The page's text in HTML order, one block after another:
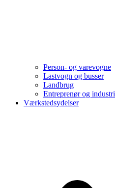
Person- og varevogne
Lastvogn og busser
Landbrug
Entreprenør og industri
Værkstedsydelser